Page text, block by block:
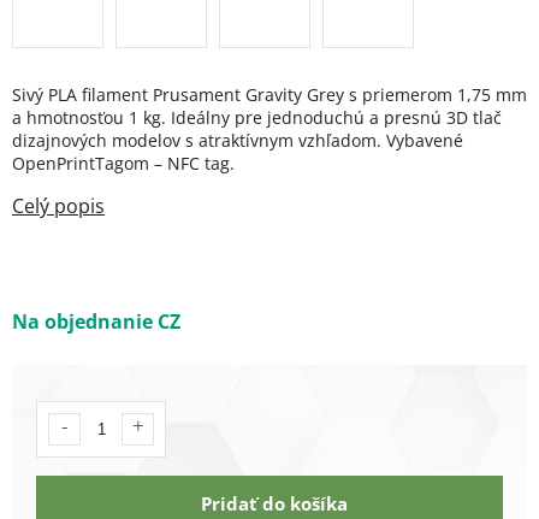
Na objednanie CZ
Pridať do košíka
Sivý PLA filament Prusament Gravity Grey s priemerom 1,75 mm
a hmotnosťou 1 kg. Ideálny pre jednoduchú a presnú 3D tlač
dizajnových modelov s atraktívnym vzhľadom. Vybavené
OpenPrintTagom – NFC tag.